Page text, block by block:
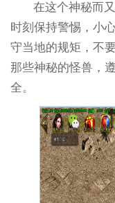
在这个神秘而
时刻保持警惕，小
守当地的规矩，不
那些神秘的怪兽，
全。